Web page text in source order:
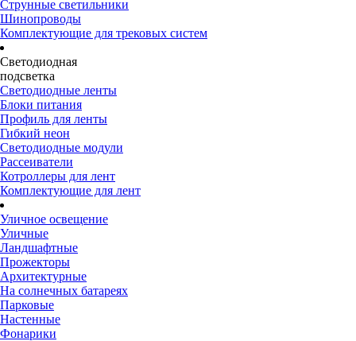
Струнные светильники
Шинопроводы
Комплектующие для трековых систем
Светодиодная
подсветка
Светодиодные ленты
Блоки питания
Профиль для ленты
Гибкий неон
Светодиодные модули
Рассеиватели
Котроллеры для лент
Комплектующие для лент
Уличное освещение
Уличные
Ландшафтные
Прожекторы
Архитектурные
На солнечных батареях
Парковые
Настенные
Фонарики